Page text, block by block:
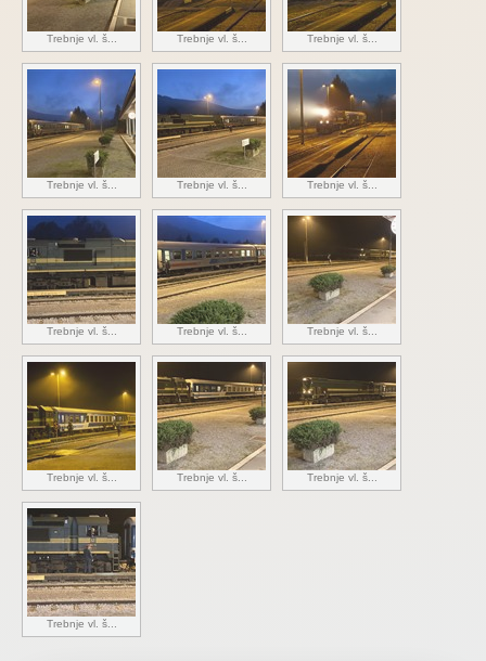
Trebnje vl. š... Trebnje vl. š... Trebnje vl. š...
Trebnje vl. š... Trebnje vl. š... Trebnje vl. š...
Trebnje vl. š... Trebnje vl. š... Trebnje vl. š...
Trebnje vl. š... Trebnje vl. š... Trebnje vl. š...
Trebnje vl. š...